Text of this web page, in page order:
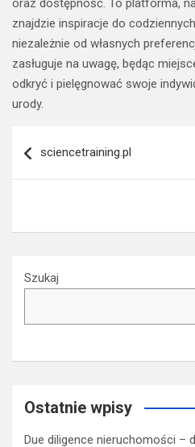
oraz dostępność. To platforma,
znajdzie inspiracje do
niezależnie od własnych
zasługuje na uwagę, będąc
odkryć i pielęgnować swoje
urody.
wpisu
sciencetraining.pl
Szukaj
Ostatnie wpisy
Due diligence nieruchomości –